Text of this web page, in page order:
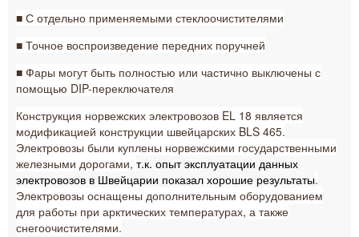
■ С отдельно применяемыми стеклоочистителями
■ Точное воспроизведение передних поручней
■ Фары могут быть полностью или частично выключены с
помощью DIP-переключателя
Конструкция норвежских электровозов EL 18 является
модификацией конструкции швейцарских BLS 465.
Электровозы были куплены норвежскими государственными
железными дорогами, т.к. опыт эксплуатации данных
электровозов в Швейцарии показал хорошие результаты.
Электровозы оснащены дополнительным оборудованием
для работы при арктических температурах, а также
снегоочистителями.